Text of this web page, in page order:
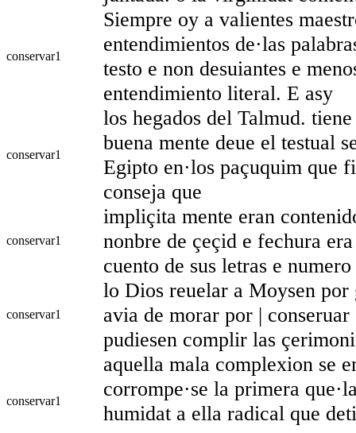
conservar1
Siempre oy a valientes
entendimientos de·las
testo e non desuiantes e
entendimiento literal. E asy
conservar1
los hegados del Talmud.
buena mente deue el testual
Egipto en·los paçuquim que
conseja que
conservar1
impliçita mente eran
nonbre de çeçid e fechura
cuento de sus letras e
conservar1
lo Dios reuelar a Moysen por
avia de morar por |
pudiesen complir las
conservar1
aquella mala complexion se
corrompe·se la primera
humidat a ella radical que